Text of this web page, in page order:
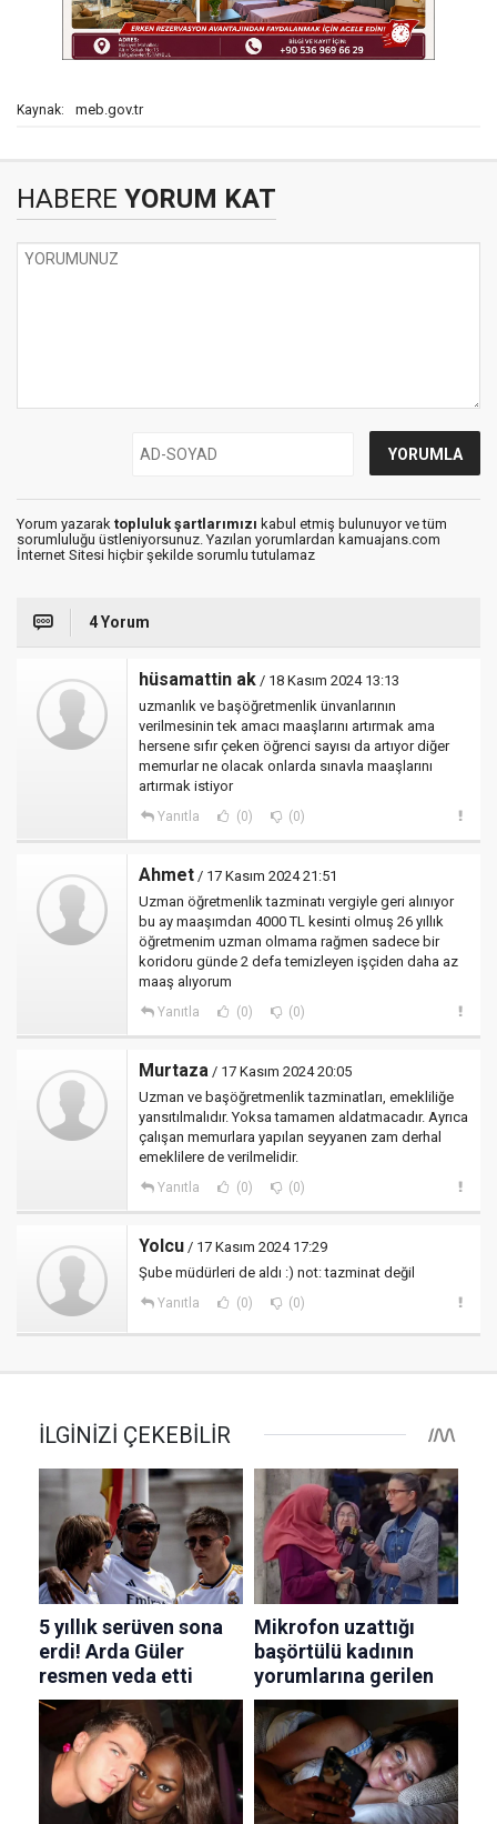
Kaynak: meb.gov.tr
HABERE YORUM KAT
Yorum yazarak topluluk şartlarımızı kabul etmiş bulunuyor ve tüm
sorumluluğu üstleniyorsunuz. Yazılan yorumlardan kamuajans.com
İnternet Sitesi hiçbir şekilde sorumlu tutulamaz
4 Yorum
hüsamattin ak / 18 Kasım 2024 13:13
uzmanlık ve başöğretmenlik ünvanlarının
verilmesinin tek amacı maaşlarını artırmak ama
hersene sıfır çeken öğrenci sayısı da artıyor diğer
memurlar ne olacak onlarda sınavla maaşlarını
artırmak istiyor
Yanıtla (0) (0)
Ahmet / 17 Kasım 2024 21:51
Uzman öğretmenlik tazminatı vergiyle geri alınıyor
bu ay maaşımdan 4000 TL kesinti olmuş 26 yıllık
öğretmenim uzman olmama rağmen sadece bir
koridoru günde 2 defa temizleyen işçiden daha az
maaş alıyorum
Yanıtla (0) (0)
Murtaza / 17 Kasım 2024 20:05
Uzman ve başöğretmenlik tazminatları, emekliliğe
yansıtılmalıdır. Yoksa tamamen aldatmacadır. Ayrıca
çalışan memurlara yapılan seyyanen zam derhal
emeklilere de verilmelidir.
Yanıtla (0) (0)
Yolcu / 17 Kasım 2024 17:29
Şube müdürleri de aldı :) not: tazminat değil
Yanıtla (0) (0)